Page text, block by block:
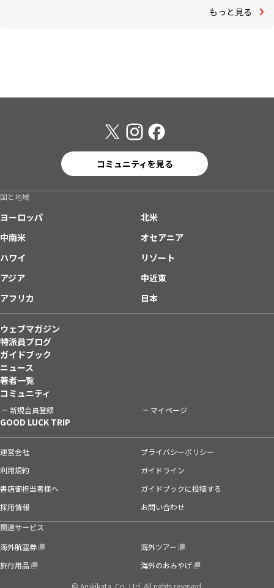
もっと見る
コミュニティを見る
国と地域
ヨーロッパ
北米
中南米
オセアニア
ハワイ
リゾート
アジア
中近東
アフリカ
日本
ウェブマガジン
特派員ブログ
ガイドブック
ニュース
著者一覧
コミュニティ
新規会員登録 マイページ
GOOD LUCK TRIP
運営会社
プライバシーポリシー
利用規約
ガイドライン
書店御担当者様へ
ガイドブックに投稿する
採用情報
お問い合わせ
関連サービス
海外航空券
海外ツアー
旅行用品
海外のおみやげ
© Arukikata. Co.,Ltd. All rights reserved.